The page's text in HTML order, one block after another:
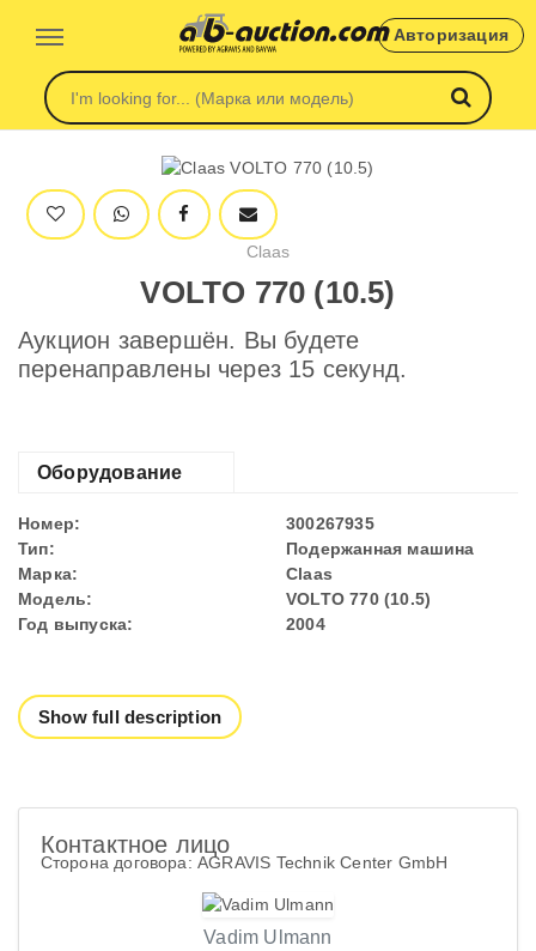
Авторизация
Claas
VOLTO 770 (10.5)
Аукцион завершён. Вы будете
перенаправлены через 15 секунд.
Оборудование
Номер:
300267935
Тип:
Подержанная машина
Марка:
Claas
Модель:
VOLTO 770 (10.5)
Год выпуска:
2004
Show full description
Контактное лицо
Сторона договора: AGRAVIS Technik Center GmbH
Vadim Ulmann